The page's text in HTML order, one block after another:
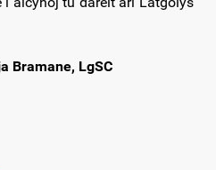
Bramane, LgSC